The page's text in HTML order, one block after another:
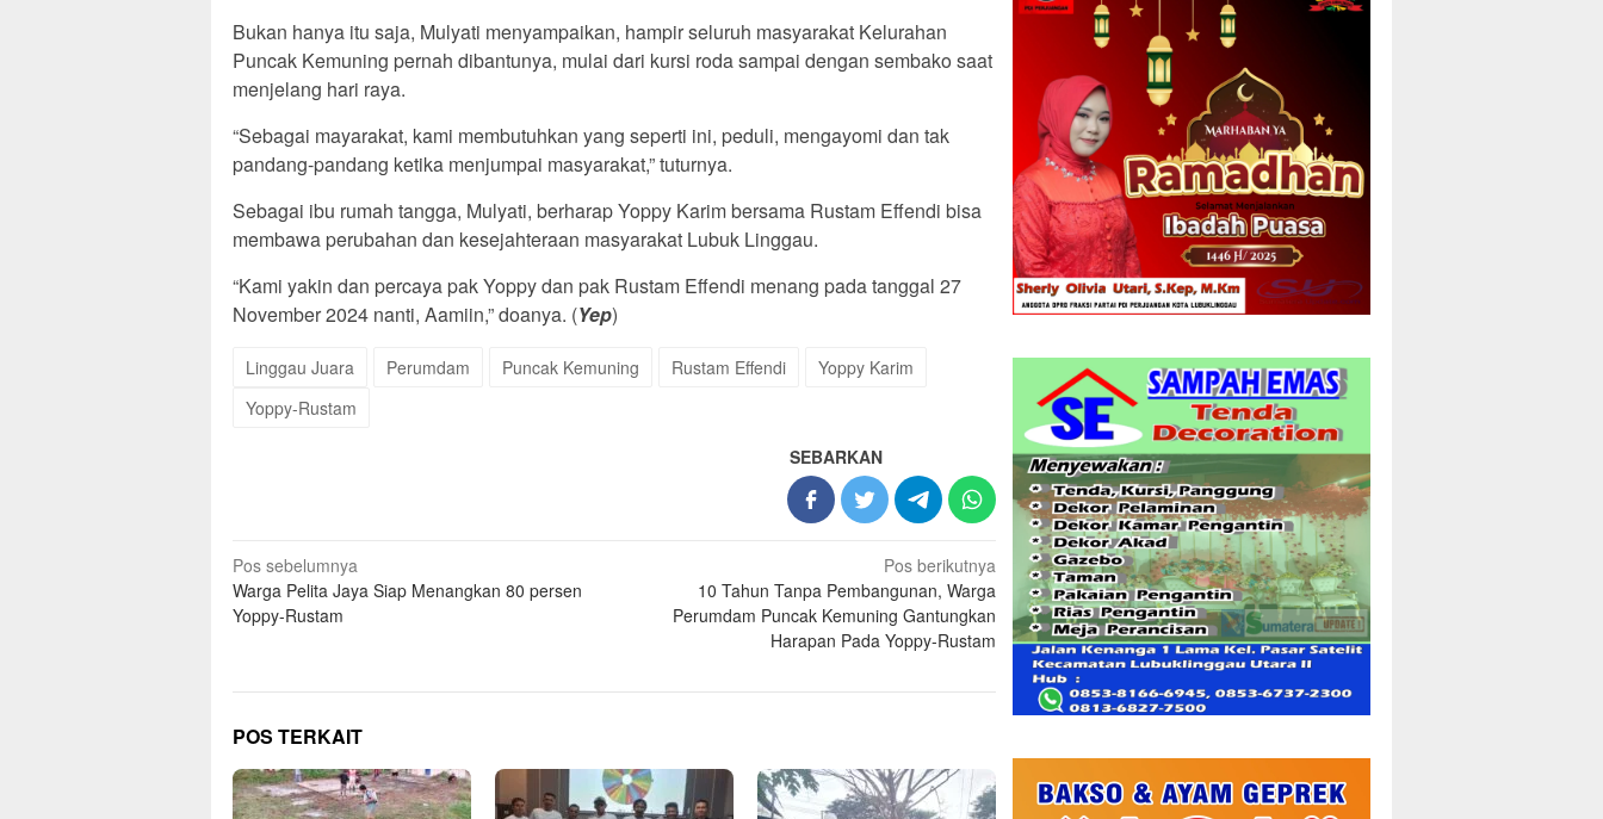
Bukan hanya itu saja, Mulyati menyampaikan, hampir seluruh masyarakat Kelurahan
Puncak Kemuning pernah dibantunya, mulai dari kursi roda sampai dengan sembako saat
menjelang hari raya.
“Sebagai mayarakat, kami membutuhkan yang seperti ini, peduli, mengayomi dan tak
pandang-pandang ketika menjumpai masyarakat,” tuturnya.
Sebagai ibu rumah tangga, Mulyati, berharap Yoppy Karim bersama Rustam Effendi bisa
membawa perubahan dan kesejahteraan masyarakat Lubuk Linggau.
“Kami yakin dan percaya pak Yoppy dan pak Rustam Effendi menang pada tanggal 27
November 2024 nanti, Aamiin,” doanya. (Yep)
Linggau Juara Perumdam Puncak Kemuning Rustam Effendi
Yoppy Karim
Yoppy-Rustam
SEBARKAN
Navigasi
pos
Pos sebelumnya
Warga Pelita Jaya Siap Menangkan 80 persen
Yoppy-Rustam
Pos berikutnya
10 Tahun Tanpa Pembangunan, Warga
Perumdam Puncak Kemuning Gantungkan
Harapan Pada Yoppy-Rustam
POS TERKAIT